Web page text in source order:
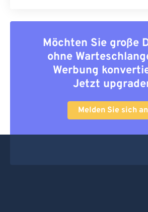
Möchten Sie große
ohne
Werbung
Jetzt
Melden Sie sich an